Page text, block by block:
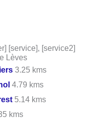
[service], [service2]
Lèves
3.25 kms
4.79 kms
5.14 kms
kms